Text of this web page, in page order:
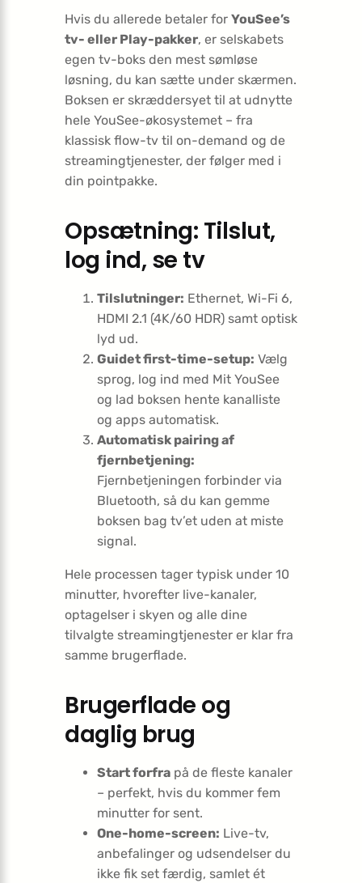
Hvis du allerede betaler for YouSee’s
tv- eller Play-pakker, er selskabets
egen tv-boks den mest sømløse
løsning, du kan sætte under skærmen.
Boksen er skræddersyet til at udnytte
hele YouSee-økosystemet – fra
klassisk flow-tv til on-demand og de
streamingtjenester, der følger med i
din pointpakke.
Opsætning: Tilslut,
log ind, se tv
Tilslutninger: Ethernet, Wi-Fi 6,
HDMI 2.1 (4K/60 HDR) samt optisk
lyd ud.
Guidet first-time-setup: Vælg
sprog, log ind med Mit YouSee
og lad boksen hente kanalliste
og apps automatisk.
Automatisk pairing af
fjernbetjening:
Fjernbetjeningen forbinder via
Bluetooth, så du kan gemme
boksen bag tv’et uden at miste
signal.
Hele processen tager typisk under 10
minutter, hvorefter live-kanaler,
optagelser i skyen og alle dine
tilvalgte streamingtjenester er klar fra
samme brugerflade.
Brugerflade og
daglig brug
Start forfra på de fleste kanaler
– perfekt, hvis du kommer fem
minutter for sent.
One-home-screen: Live-tv,
anbefalinger og udsendelser du
ikke fik set færdig, samlet ét